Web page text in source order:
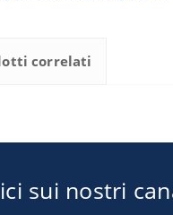
correlati
sui nostri